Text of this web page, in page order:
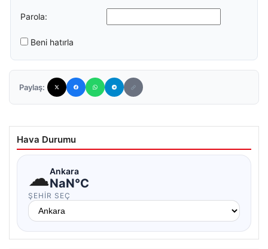
Parola:
Beni hatırla
Paylaş:
Hava Durumu
☁Ankara
NaN°C
ŞEHIR SEÇ